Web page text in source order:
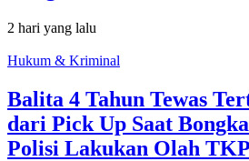
2 hari yang lalu
Hukum & Kriminal
Balita 4 Tahun Tewas
dari Pick Up Saat
Polisi Lakukan Olah TKP